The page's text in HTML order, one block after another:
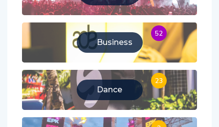
Business
52
Dance
23